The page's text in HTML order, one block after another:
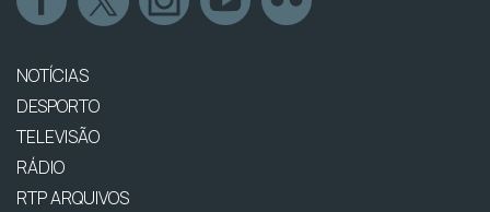
NOTÍCIAS
DESPORTO
TELEVISÃO
RÁDIO
RTP ARQUIVOS